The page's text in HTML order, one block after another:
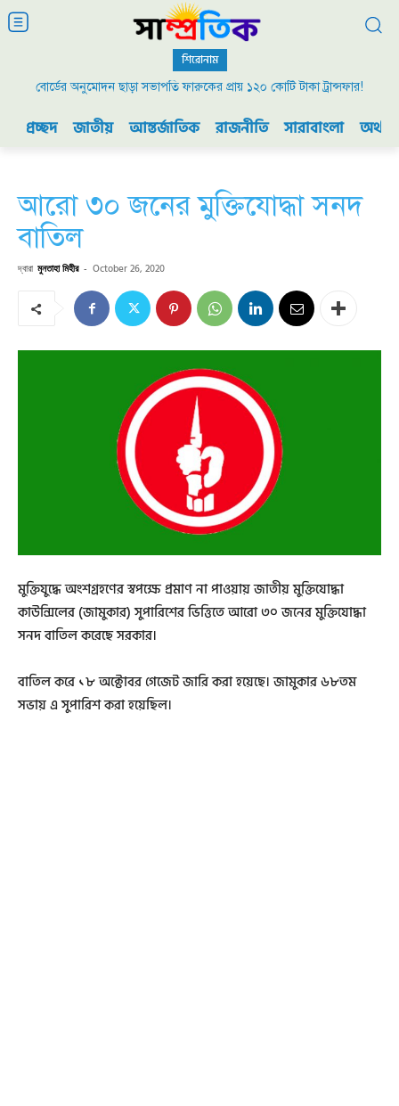
শিরোনাম
বোর্ডের অনুমোদন ছাড়া সভাপতি ফারুকের প্রায় ১২০ কোটি টাকা ট্রান্সফার!
প্রচ্ছদ জাতীয় আন্তর্জাতিক রাজনীতি সারাবাংলা
আরো ৩০ জনের মুক্তিযোদ্ধা সনদ
বাতিল
দ্বারা মুনতাহা মিহীর - October 26, 2020
মুক্তিযুদ্ধে অংশগ্রহণের স্বপক্ষে প্রমাণ না পাওয়ায় জাতীয় মুক্তিযোদ্ধা
কাউন্সিলের (জামুকার) সুপারিশের ভিত্তিতে আরো ৩০ জনের মুক্তিযোদ্ধা
সনদ বাতিল করেছে সরকার।
বাতিল করে ১৮ অক্টোবর গেজেট জারি করা হয়েছে। জামুকার ৬৮তম
সভায় এ সুপারিশ করা হয়েছিল।